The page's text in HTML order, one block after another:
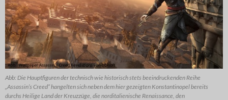
Abb: Die Hauptfiguren der technisch wie historisch stets beeindruckenden Reihe
„Assassin’s Creed“ hangelten sich neben dem hier gezeigten Konstantinopel bereits
durchs Heilige Land der Kreuzzüge, die norditalienische Renaissance, den